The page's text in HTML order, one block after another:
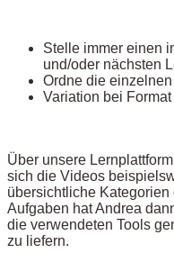
Stelle immer einen
und/oder nächsten
Ordne die
Variation bei
Über unsere
sich die Videos
übersichtliche
Aufgaben hat Andrea
die verwendeten Tools
zu liefern.